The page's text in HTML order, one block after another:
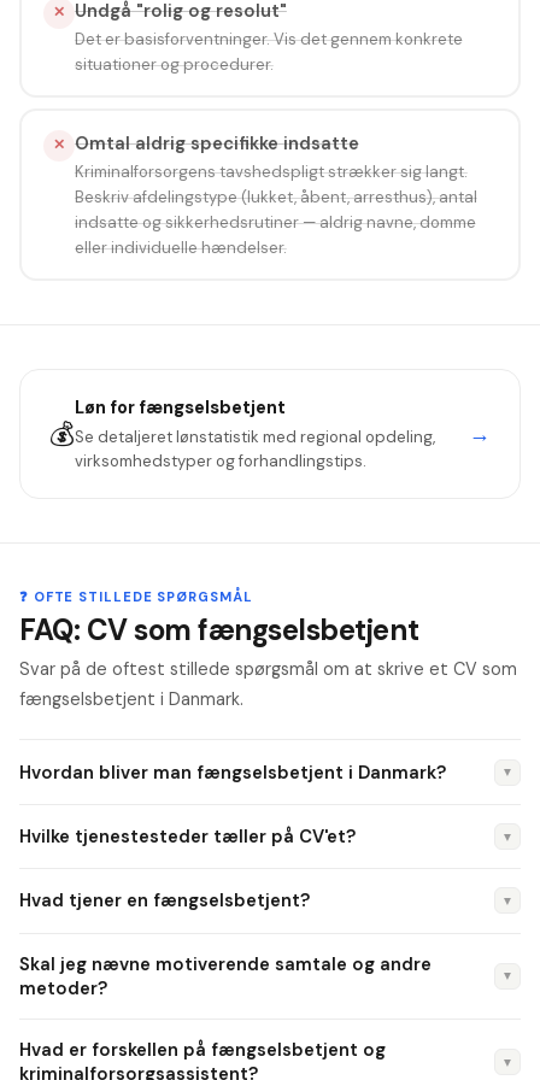
✕ Undgå "rolig og resolut"
Det er basisforventninger. Vis det gennem konkrete
situationer og procedurer.
✕ Omtal aldrig specifikke indsatte
Kriminalforsorgens tavshedspligt strækker sig langt.
Beskriv afdelingstype (lukket, åbent, arresthus), antal
indsatte og sikkerhedsrutiner — aldrig navne, domme
eller individuelle hændelser.
💰
Løn for fængselsbetjent
Se detaljeret lønstatistik med regional opdeling,
virksomhedstyper og forhandlingstips.
→
❓ OFTE STILLEDE SPØRGSMÅL
FAQ: CV som fængselsbetjent
Svar på de oftest stillede spørgsmål om at skrive et CV som
fængselsbetjent i Danmark.
Hvordan bliver man fængselsbetjent i Danmark? ▼
test, psykologisk vurdering, samtale) og gennemføre den
Uddannelsescenter i Birkerød. Uddannelsen veksler mellem
Hvilke tjenestesteder tæller på CV'et? ▼
åbne fængsler (Jyderup, Søbysøgård), arresthuse og
dem præcist.
Hvad tjener en fængselsbetjent? ▼
Efter fuld uddannelse stiger lønnen til 30.000–38.000
vagtmestre når 38.000–48.000 kr./md.
Skal jeg nævne motiverende samtale og andre
metoder?
▼
moderne kriminalforsorg. Angiv certificering og år. De er også
Hvad er forskellen på fængselsbetjent og
kriminalforsorgsassistent?
▼